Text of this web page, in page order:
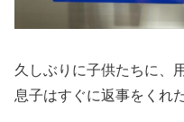
久しぶりに子供たちに、
息子はすぐに返事をくれ